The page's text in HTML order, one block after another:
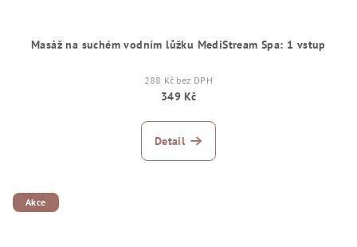
Masáž na suchém vodním lůžku MediStream Spa: 1 vstup
288 Kč bez DPH
349 Kč
Detail
Akce